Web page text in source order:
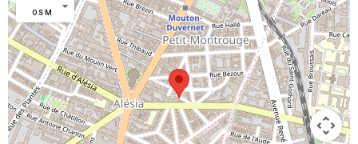
OSM